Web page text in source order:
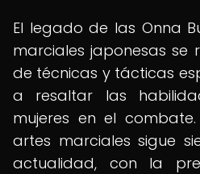
El legado de las Onna
marciales japonesas se
de técnicas y tácticas
a resaltar las
mujeres en el
artes marciales sigue
actualidad, con la